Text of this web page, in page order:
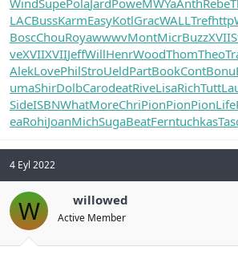
LACBussKarmEasyKotlGracWALLTrefhttp
BoscChouRoyawwwvMontMicrBuzzXVII
veXVIIXVIIJeffWillHenrWoodThomTheo
AlekLovePhilStroUeldPartBookContBonu
umaShirDolbCarodeatRiveLisaRichTutt
SideISBNWhatMoreChriPionPionPionLife
eaRohiJoanMichSugaBeatFerntuchkas
4 Eyl 2022
W willowed
Active Member